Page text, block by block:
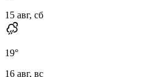
15 авг, сб
19°
16 авг, вс